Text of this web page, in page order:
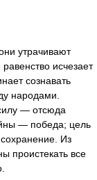
утрачивают
исчезает
сознавать
народами.
— отсюда
— победа; цель
Из
проистекать все